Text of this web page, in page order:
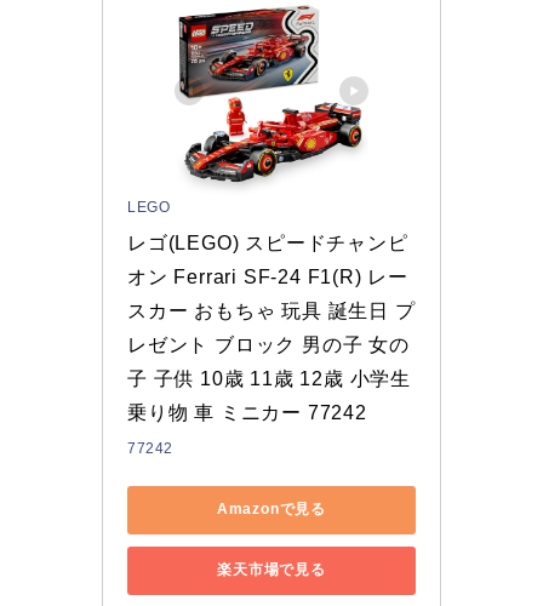
LEGO
レゴ(LEGO) スピードチャンピ
オン Ferrari SF-24 F1(R) レー
スカー おもちゃ 玩具 誕生日 プ
レゼント ブロック 男の子 女の
子 子供 10歳 11歳 12歳 小学生
乗り物 車 ミニカー 77242
77242
Amazonで見る
楽天市場で見る